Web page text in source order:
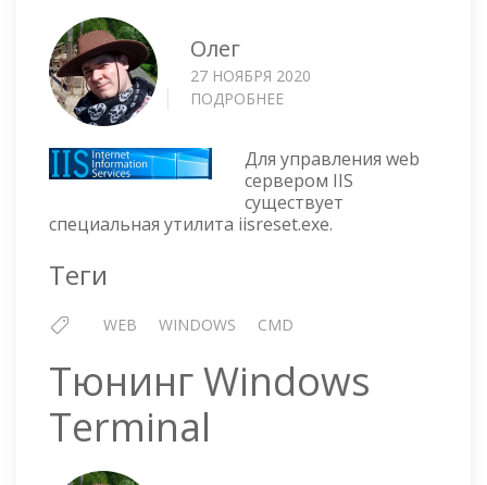
Олег
27 НОЯБРЯ 2020
ПОДРОБНЕЕ
ИЗ
КОМАНДНОЙ
СТРОКИ
Для управления web
сервером IIS
существует
специальная утилита iisreset.exe.
Теги
WEB WINDOWS CMD
Тюнинг Windows
Terminal